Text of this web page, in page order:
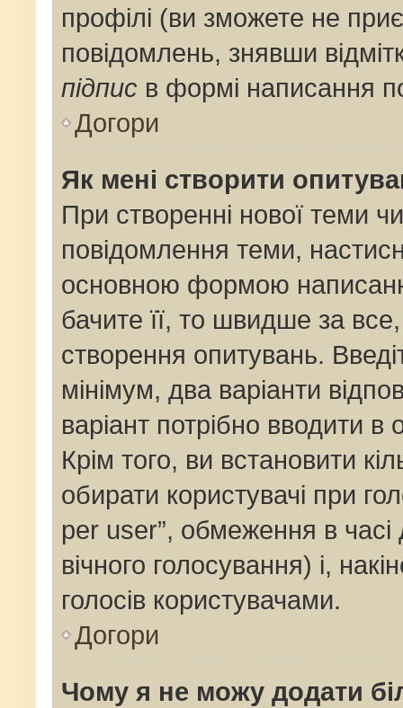
профілі (ви зможете не
повідомлень, знявши
підпис в формі написання
Догори
Як мені створити
При створенні нової теми
повідомлення теми,
основною формою
бачите її, то швидше за
створення опитувань.
мінімум, два варіанти
варіант потрібно вводити в
Крім того, ви встановити
обирати користувачі при
per user”, обмеження в
вічного голосування) і,
голосів користувачами.
Догори
Чому я не можу додати